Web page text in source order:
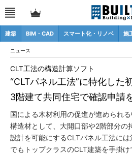
建築 BIM・CAD スマート化・リノベ 施
ニュース
“CLTパネル工法”に特化した
3階建て共同住宅で確認申請
CLT工法の構造計算ソフト
国による木材利用の促進が進められ
構造材として、大開口部や2階部分の
設計を可能にするCLTパネル工法に
でもトップクラスのCLT建築を手掛